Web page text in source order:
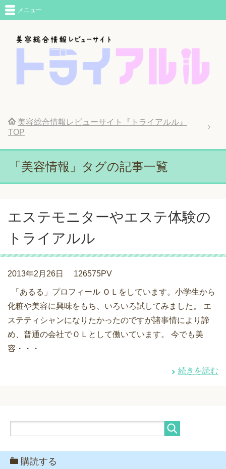
メニュー
美容総合情報レビューサイト『トライアルル』
TOP
「美容情報」タグの記事一覧
エステモニターやエステ体験の
トライアルル
2013年2月26日 126575PV
「あるる」プロフィール ＯＬをしています。小学生から
化粧や美容に興味をもち、いろいろ試してみました。 エ
ステティシャンになりたかったのですが諸事情により諦
め、普通の会社でＯＬとして働いています。 今でも美
容・・・
続きを読む
購読する